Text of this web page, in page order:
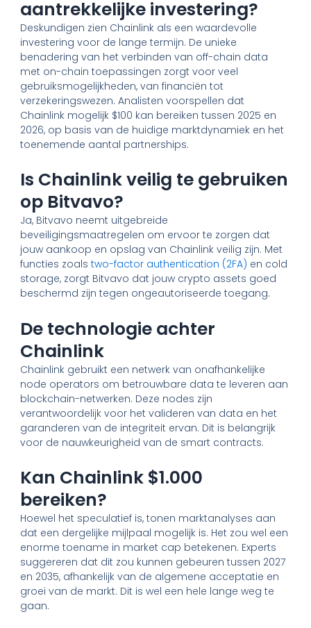
aantrekkelijke investering?
Deskundigen zien Chainlink als een waardevolle
investering voor de lange termijn. De unieke
benadering van het verbinden van off-chain data
met on-chain toepassingen zorgt voor veel
gebruiksmogelijkheden, van financiën tot
verzekeringswezen. Analisten voorspellen dat
Chainlink mogelijk $100 kan bereiken tussen 2025 en
2026, op basis van de huidige marktdynamiek en het
toenemende aantal partnerships.
Is Chainlink veilig te gebruiken
op Bitvavo?
Ja, Bitvavo neemt uitgebreide
beveiligingsmaatregelen om ervoor te zorgen dat
jouw aankoop en opslag van Chainlink veilig zijn. Met
functies zoalstwo-factor authentication (2FA) en cold
storage, zorgt Bitvavo dat jouw crypto assets goed
beschermd zijn tegen ongeautoriseerde toegang.
De technologie achter
Chainlink
Chainlink gebruikt een netwerk van onafhankelijke
node operators om betrouwbare data te leveren aan
blockchain-netwerken. Deze nodes zijn
verantwoordelijk voor het valideren van data en het
garanderen van de integriteit ervan. Dit is belangrijk
voor de nauwkeurigheid van de smart contracts.
Kan Chainlink $1.000
bereiken?
Hoewel het speculatief is, tonen marktanalyses aan
dat een dergelijke mijlpaal mogelijk is. Het zou wel een
enorme toename in market cap betekenen. Experts
suggereren dat dit zou kunnen gebeuren tussen 2027
en 2035, afhankelijk van de algemene acceptatie en
groei van de markt. Dit is wel een hele lange weg te
gaan.